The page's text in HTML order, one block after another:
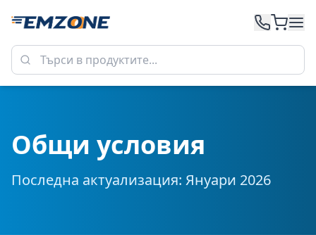
Общи условия
Последна актуализация: Януари 2026